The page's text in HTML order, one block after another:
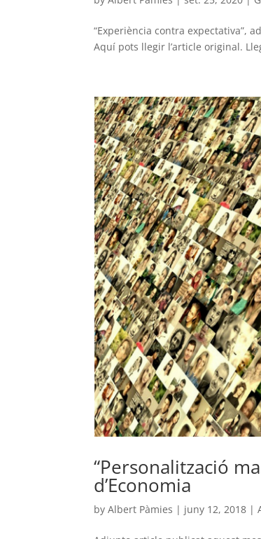
“Experiència contra expectativa”,
Aquí pots llegir l’article original.
“Personalització
d’Economia
byAlbert Pàmies | juny 12, 2018 |